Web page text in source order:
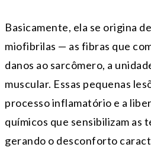
Basicamente, ela se origina
miofibrilas — as fibras que
danos ao sarcômero, a
muscular. Essas pequenas
processo inflamatório e a
químicos que sensibilizam as
gerando o desconforto